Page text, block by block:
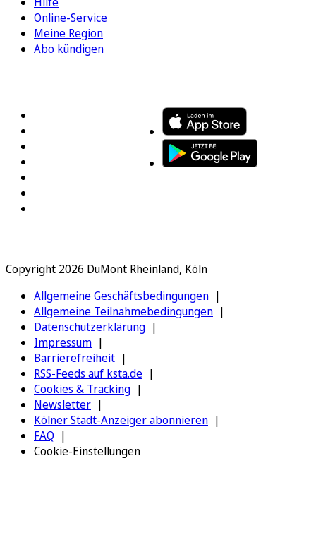
Online-Service
Meine Region
Abo kündigen
Copyright 2026 DuMont Rheinland, Köln
Allgemeine Geschäftsbedingungen
Allgemeine Teilnahmebedingungen
Datenschutzerklärung
Impressum
Barrierefreiheit
RSS-Feeds auf ksta.de
Cookies & Tracking
Newsletter
Kölner Stadt-Anzeiger abonnieren
FAQ
Cookie-Einstellungen